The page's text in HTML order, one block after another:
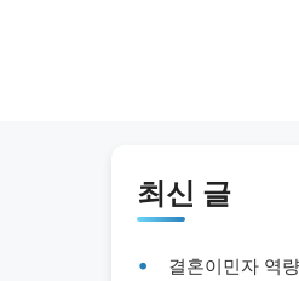
최신 글
결혼이민자 역